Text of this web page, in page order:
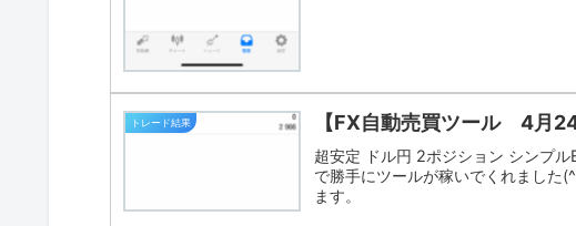
トレード結果 【FX自動売買ツール 4月24
超安定 ドル円 2ポジション シンプ
で勝手にツールが稼いでくれました
ます。